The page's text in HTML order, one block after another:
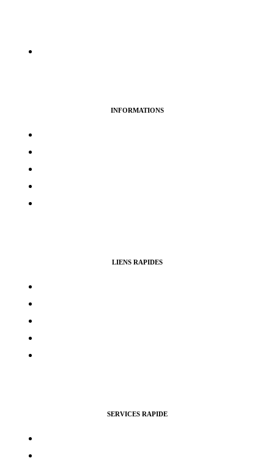
INFORMATIONS
LIENS RAPIDES
SERVICES RAPIDE